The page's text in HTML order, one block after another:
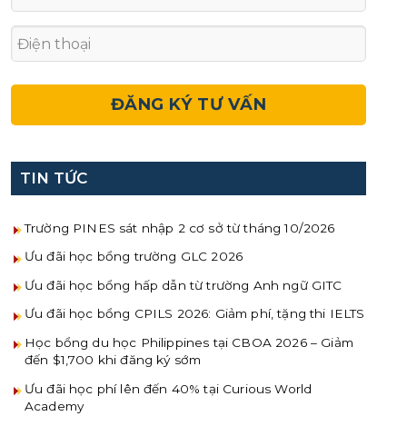
TIN TỨC
Trường PINES sát nhập 2 cơ sở từ tháng 10/2026
Ưu đãi học bổng trường GLC 2026
Ưu đãi học bổng hấp dẫn từ trường Anh ngữ GITC
Ưu đãi học bổng CPILS 2026: Giảm phí, tặng thi IELTS
Học bổng du học Philippines tại CBOA 2026 – Giảm
đến $1,700 khi đăng ký sớm
Ưu đãi học phí lên đến 40% tại Curious World
Academy